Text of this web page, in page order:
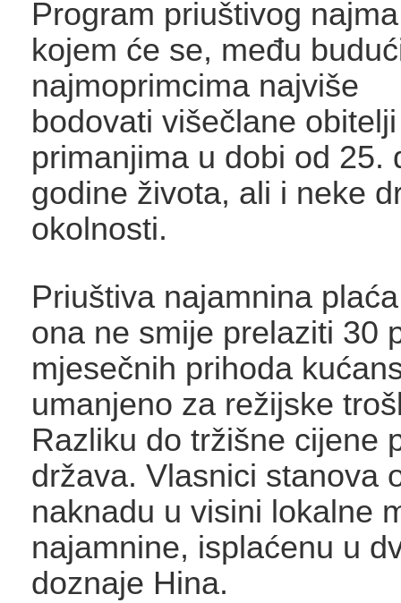
Program priuštivog
kojem će se, među
najmoprimcima najviše
bodovati višečlane
primanjima u dobi od 25.
godine života, ali i neke
okolnosti.
Priuštiva najamnina
ona ne smije prelaziti 30
mjesečnih prihoda
umanjeno za režijske
Razliku do tržišne cijene
država. Vlasnici stanova
naknadu u visini lokalne
najamnine, isplaćenu u
doznaje Hina.